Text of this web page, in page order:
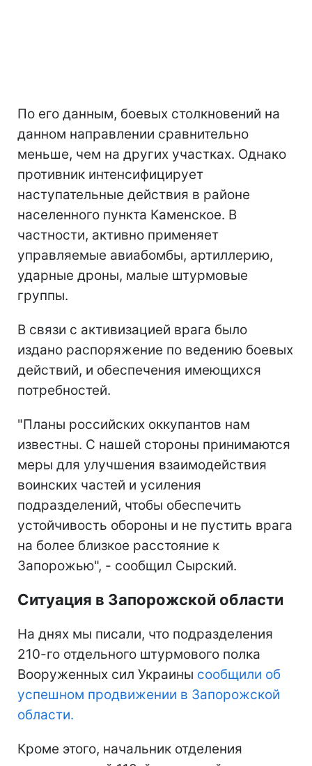
По его данным, боевых столкновений на
данном направлении сравнительно
меньше, чем на других участках. Однако
противник интенсифицирует
наступательные действия в районе
населенного пункта Каменское. В
частности, активно применяет
управляемые авиабомбы, артиллерию,
ударные дроны, малые штурмовые
группы.
В связи с активизацией врага было
издано распоряжение по ведению боевых
действий, и обеспечения имеющихся
потребностей.
"Планы российских оккупантов нам
известны. С нашей стороны принимаются
меры для улучшения взаимодействия
воинских частей и усиления
подразделений, чтобы обеспечить
устойчивость обороны и не пустить врага
на более близкое расстояние к
Запорожью", - сообщил Сырский.
Ситуация в Запорожской области
На днях мы писали, что подразделения
210-го отдельного штурмового полка
Вооруженных сил Украины сообщили об
успешном продвижении в Запорожской
области.
Кроме этого, начальник отделения